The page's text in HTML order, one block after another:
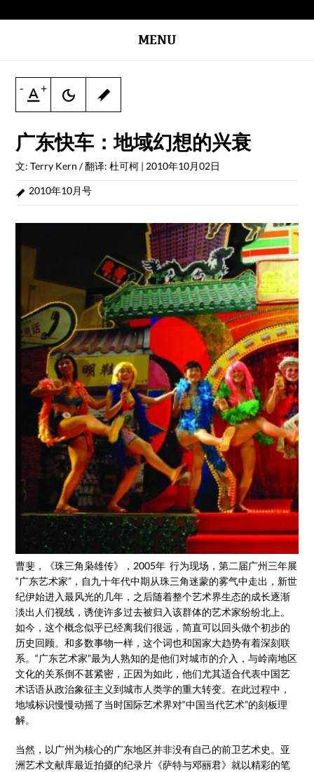
MENU
- +
广东快车：地域幻想的兴衰
文: Terry Kern / 翻译: 杜可柯 | 2010年10月02日
2010年10月号
曹斐，《珠三角枭雄传》，2005年 行为现场，第二届广州三年展，
“广东艺术家”，自九十年代中期从珠三角迷蒙的雾气中走出，新世
纪伊始进入最风光的几年，之后随着整个艺术界生态的成长逐渐
淡出人们视线，诱使许多过去被归入该群体的艺术家纷纷北上。
如今，这个概念似乎已经离我们很远，简直可以回头做个初步的
历史回顾。和多数事物一样，这个词也和国家大趋势有着深刻联
系。“广东艺术家”最为人熟知的是他们对城市的介入，与岭南地区
文化的关系倒不甚紧密，正因为如此，他们尤其适合代表中国艺
术话语从政治象征主义到城市人类学的重大转变。在此过程中，
地域标识慢慢动摇了当时国际艺术界对“中国当代艺术”的刻板理
解。
当然，以广州为核心的广东地区并非没有自己的前卫艺术史。亚
洲艺术文献库最近拍摄的纪录片《萨特与邓丽君》就以精彩的笔